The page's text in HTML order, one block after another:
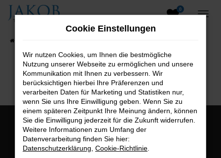
Zum
0
B2B-Shop
Öffnungszeiten:
Montag bis Freitag:
Cookie Einstellungen
Wir nutzen Cookies, um Ihnen die bestmögliche
Nutzung unserer Webseite zu ermöglichen und unsere
Kommunikation mit Ihnen zu verbessern. Wir
berücksichtigen hierbei Ihre Präferenzen und
verarbeiten Daten für Marketing und Statistiken nur,
wenn Sie uns Ihre Einwilligung geben. Wenn Sie zu
einem späteren Zeitpunkt Ihre Meinung ändern, können
Sie die Einwilligung jederzeit für die Zukunft widerrufen.
Weitere Informationen zum Umfang der
Datenverarbeitung finden Sie hier:
Datenschutzerklärung Cookie-Richtlinie